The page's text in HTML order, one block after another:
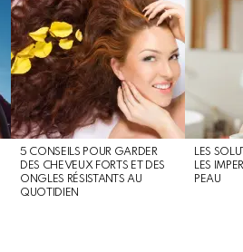
5 CONSEILS POUR GARDER
DES CHEVEUX FORTS ET DES
ONGLES RÉSISTANTS AU
QUOTIDIEN
LES
LES
PEAU